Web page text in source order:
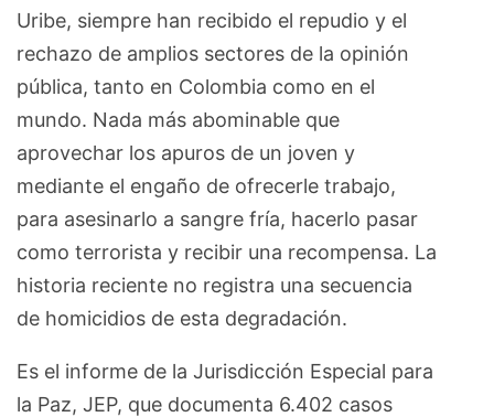
Uribe, siempre han recibido el repudio y el
rechazo de amplios sectores de la opinión
pública, tanto en Colombia como en el
mundo. Nada más abominable que
aprovechar los apuros de un joven y
mediante el engaño de ofrecerle trabajo,
para asesinarlo a sangre fría, hacerlo pasar
como terrorista y recibir una recompensa. La
historia reciente no registra una secuencia
de homicidios de esta degradación.
Es el informe de la Jurisdicción Especial para
la Paz, JEP, que documenta 6.402 casos